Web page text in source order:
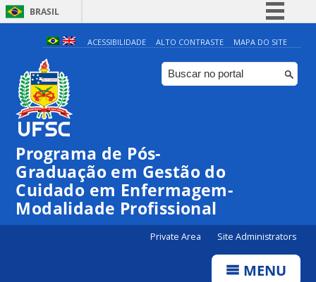
BRASIL
Simplifique!
Comunica BR
Participe
ACESSIBILIDADE ALTO CONTRASTE MAPA DO SITE
Programa de Pós-
Graduação em Gestão do
Cuidado em Enfermagem-
Modalidade Profissional
Private Area Site Administrators
MENU